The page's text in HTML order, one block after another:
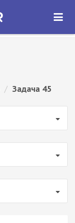
ОТКРЫТЬ
/ Задача 45